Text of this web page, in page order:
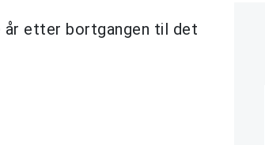
år etter bortgangen til det